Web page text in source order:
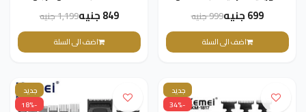
للرجال
699 جنيه 999 جنيه
اضف الى السلة
849 جنيه 1,199 جنيه
اضف الى السلة
جديد
-34%
جديد
-18%